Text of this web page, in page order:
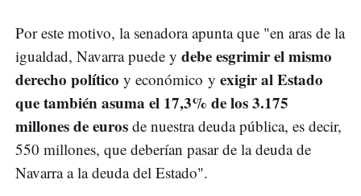
Por este motivo, la senadora apunta que "en aras de la
igualdad, Navarra puede y debe esgrimir el mismo
derecho político y económico y exigir al Estado
que también asuma el 17,3% de los 3.175
millones de euros de nuestra deuda pública, es decir,
550 millones, que deberían pasar de la deuda de
Navarra a la deuda del Estado".